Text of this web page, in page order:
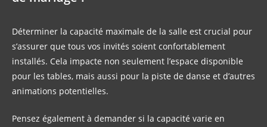
Déterminer la capacité maximale de la salle est crucial pour
s’assurer que tous vos invités soient confortablement
installés. Cela impacte non seulement l’espace disponible
pour les tables, mais aussi pour la piste de danse et d’autres
animations potentielles.
Pensez également à demander si la capacité varie en